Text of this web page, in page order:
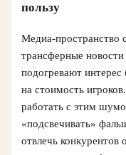
пользу
Медиа-пространство
трансферные новости
подогревают
на стоимость
работать с этим
«подсвечивать»
отвлечь